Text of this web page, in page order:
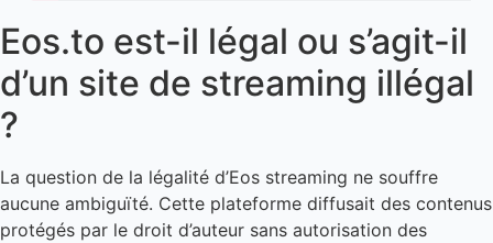
Eos.to est-il légal ou s’agit-il
d’un site de streaming illégal
?
La question de la légalité d’Eos streaming ne souffre
aucune ambiguïté. Cette plateforme diffusait des contenus
protégés par le droit d’auteur sans autorisation des